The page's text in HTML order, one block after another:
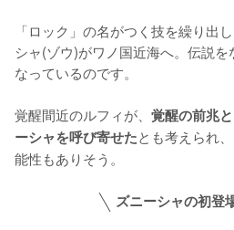
「ロック」の名がつく技を繰り出
シャ(ゾウ)がワノ国近海へ。伝説
なっているのです。
覚醒間近のルフィが、 覚醒の前兆
ーシャを呼び寄せたとも考えられ
能性もありそう。
ズニーシャの初登